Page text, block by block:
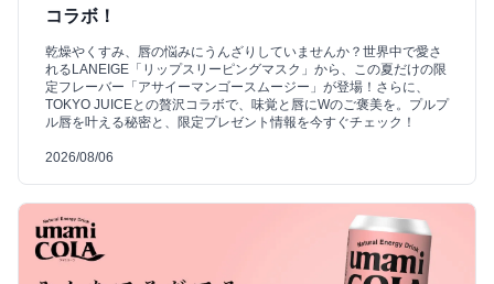
コラボ！
乾燥やくすみ、唇の悩みにうんざりしていませんか？世界中で愛さ
れるLANEIGE「リップスリーピングマスク」から、この夏だけの限
定フレーバー「アサイーマンゴースムージー」が登場！さらに、
TOKYO JUICEとの贅沢コラボで、味覚と唇にWのご褒美を。プルプ
ル唇を叶える秘密と、限定プレゼント情報を今すぐチェック！
2026/08/06